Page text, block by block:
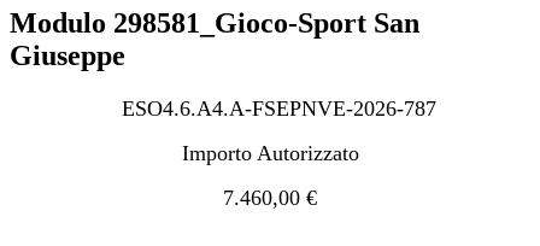
Modulo 298581_Gioco-Sport San
Giuseppe
ESO4.6.A4.A-FSEPNVE-2026-787
Importo Autorizzato
7.460,00 €